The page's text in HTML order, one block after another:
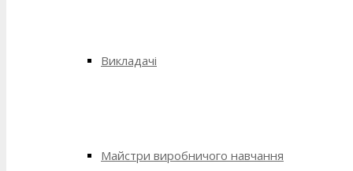
Викладачі
Майстри виробничого навчання